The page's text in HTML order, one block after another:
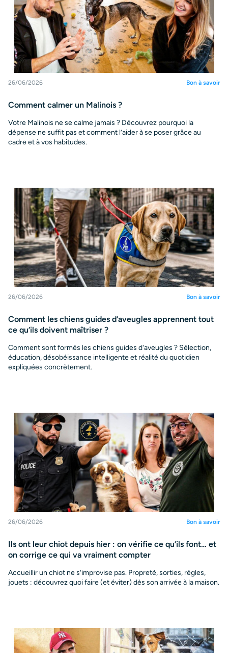
26/06/2026 Bon à savoir
Comment calmer un Malinois ?
Votre Malinois ne se calme jamais ? Découvrez pourquoi la
dépense ne suffit pas et comment l’aider à se poser grâce au
cadre et à vos habitudes.
26/06/2026 Bon à savoir
Comment les chiens guides d’aveugles apprennent tout
ce qu’ils doivent maîtriser ?
Comment sont formés les chiens guides d'aveugles ? Sélection,
éducation, désobéissance intelligente et réalité du quotidien
expliquées concrètement.
26/06/2026 Bon à savoir
Ils ont leur chiot depuis hier : on vérifie ce qu’ils font… et
on corrige ce qui va vraiment compter
Accueillir un chiot ne s’improvise pas. Propreté, sorties, règles,
jouets : découvrez quoi faire (et éviter) dès son arrivée à la maison.